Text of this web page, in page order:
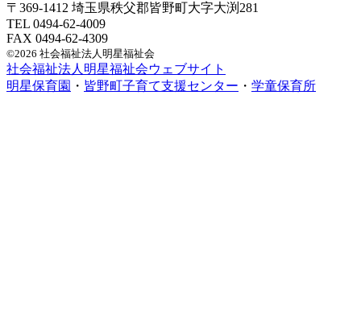
〒369-1412 埼玉県秩父郡皆野町大字大渕281
TEL 0494-62-4009
FAX 0494-62-4309
©2026 社会福祉法人明星福祉会
社会福祉法人明星福祉会ウェブサイト
明星保育園 ・ 皆野町子育て支援センター ・ 学童保育所